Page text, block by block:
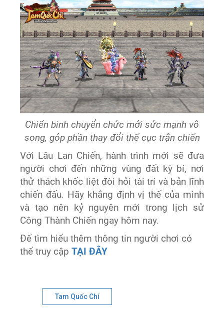
Chiến binh chuyển chức mới sức mạnh vô
song, góp phần thay đổi thế cục trận chiến
Với Lâu Lan Chiến, hành trình mới sẽ đưa
người chơi đến những vùng đất kỳ bí, nơi
thử thách khốc liệt đòi hỏi tài trí và bản lĩnh
chiến đấu. Hãy khẳng định vị thế của mình
và tạo nên kỷ nguyên mới trong lịch sử
Công Thành Chiến ngay hôm nay.
Để tìm hiểu thêm thông tin người chơi có
thể truy cậpTẠI ĐÂY
Tam Quốc Chí